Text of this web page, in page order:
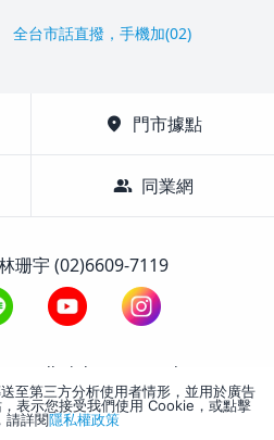
全台市話直撥，手機加(02)
location_on 門市據點
group 同業網
珊宇 (02)6609-7119
All Rights Reserved.
至第三方分析使用者情形，並用於廣告
表示您接受我們使用 Cookie，或點擊
請詳閱隱私權政策